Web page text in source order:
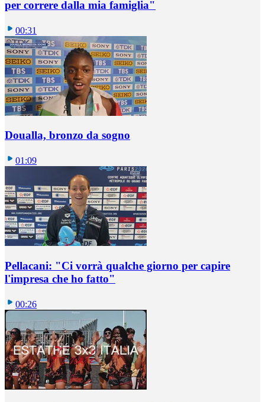
per correre dalla mia famiglia"
00:31
Doualla, bronzo da sogno
01:09
Pellacani: "Ci vorrà qualche giorno per capire
l'impresa che ho fatto"
00:26